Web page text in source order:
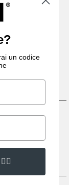
DEL CORSO 1 -
MI-2608168.
un codice